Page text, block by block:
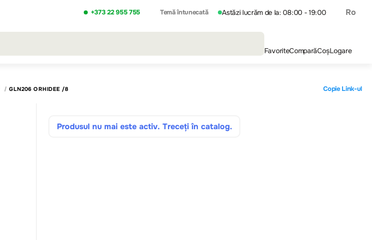
+373 22 955 755 Temă întunecată Astăzi lucrăm de la: 08:00 - 19:00 Ro
FavoriteComparăCoșLogare
GLN206 ORHIDEE /8 Copie Link-ul
Produsul nu mai este activ. Treceți în catalog.